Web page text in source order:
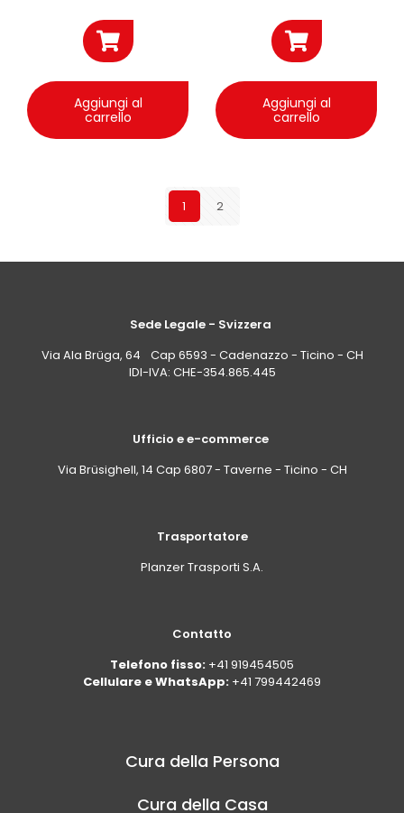
Aggiungi al
carrello
Aggiungi al
carrello
1 2
Sede Legale - Svizzera
Via Ala Brüga, 64 Cap 6593 - Cadenazzo - Ticino - CH
IDI-IVA: CHE-354.865.445
Ufficio e e-commerce
Via Brüsighell, 14 Cap 6807 - Taverne - Ticino - CH
Trasportatore
Planzer Trasporti S.A.
Contatto
Telefono fisso: +41 919454505
Cellulare e WhatsApp: +41 799442469
Cura della Persona
Cura della Casa